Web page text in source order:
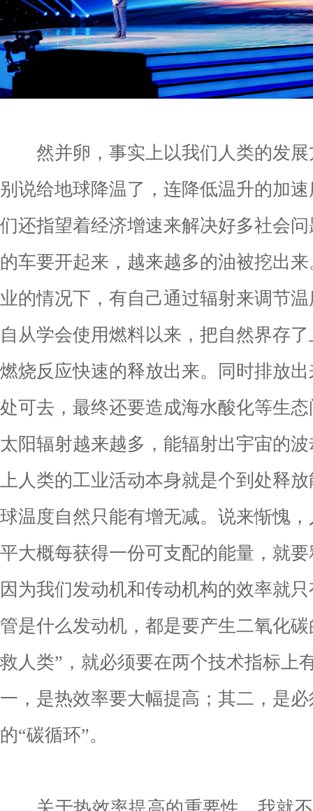
然并卵，事实上以我们人类的发展
别说给地球降温了，连降低温升的加
们还指望着经济增速来解决好多社会
的车要开起来，越来越多的油被挖出
业的情况下，有自己通过辐射来调节
自从学会使用燃料以来，把自然界存
燃烧反应快速的释放出来。同时排放
处可去，最终还要造成海水酸化等生
太阳辐射越来越多，能辐射出宇宙的
上人类的工业活动本身就是个到处释
球温度自然只能有增无减。说来惭愧
平大概每获得一份可支配的能量，就
因为我们发动机和传动机构的效率就
管是什么发动机，都是要产生二氧化
救人类”，就必须要在两个技术指标上
一，是热效率要大幅提高；其二，是
的“碳循环”。